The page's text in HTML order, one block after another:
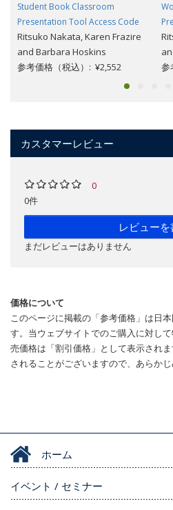
Student Book Classroom
Presentation Tool Access Code
Ritsuko Nakata, Karen Frazire
and Barbara Hoskins
参考価格（税込）: ¥2,552
参
カスタマーレビュー
0
0件
レビューを
まだレビューはありません
価格について
このページに掲載の「参考価格」は日
す。当ウェブサイトでのご購入に対し
売価格は「割引価格」として表示され
されることがございますので、あらかじ
ホーム
イベント / セミナー